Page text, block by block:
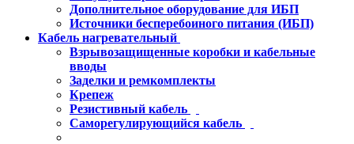
Дополнительное оборудование для ИБП
Источники бесперебоиного питания (ИБП)
Кабель нагревательный
Взрывозащищенные коробки и кабельные
вводы
Заделки и ремкомплекты
Крепеж
Резистивный кабель
Саморегулирующийся кабель